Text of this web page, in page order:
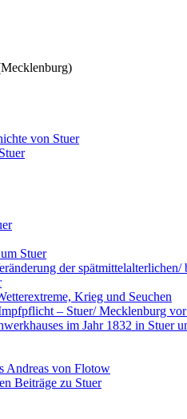
von Stuer
Stuer
der
Krieg und Seuchen
– Stuer/ Mecklenburg vor
im Jahr 1832 in Stuer
Andreas von Flotow
Beiträge zu Stuer